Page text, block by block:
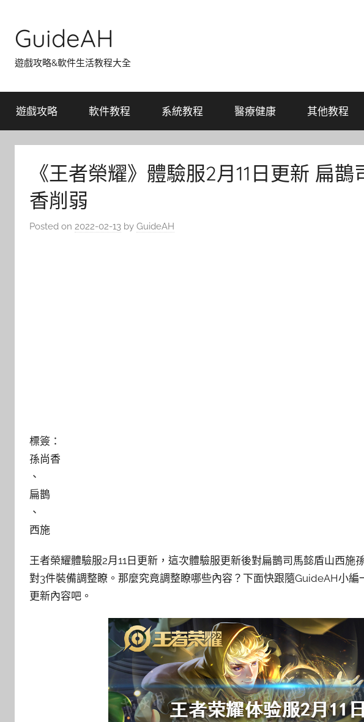
content
GuideAH
遊戲攻略&軟件生活教程大全
遊戲攻略 軟件教程 系統教程 醫療健康 其他教程
《王者榮耀》體驗服2月11日更新 扁
香削弱
Posted on 2022-02-13 by GuideAH
標簽：
孫尚香
、
扁鵲
、
西施
王者榮耀體驗服2月11日更新，這次體驗服更新後對扁鵲司馬懿盾山西施
對3件裝備調整瞭。那麼究竟調整瞭哪些內容？下面快跟隨GuideAH小編
更新內容吧。